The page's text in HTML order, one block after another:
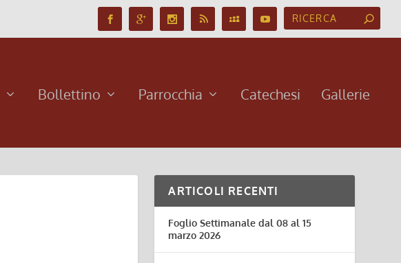
Bollettino Parrocchia Catechesi Gallerie
ARTICOLI RECENTI
Foglio Settimanale dal 08 al 15
marzo 2026